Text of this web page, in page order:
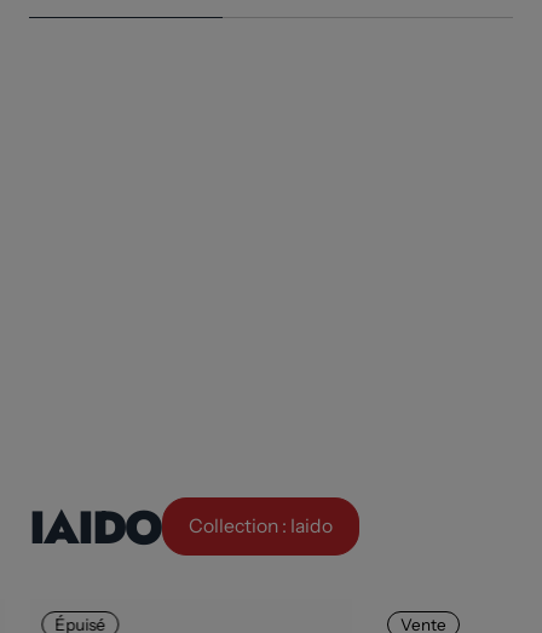
IAIDO Collection : Iaido
Épuisé Vente